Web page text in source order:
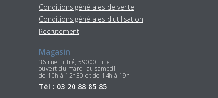
Conditions générales de vente
Conditions générales d'utilisation
Recrutement
Magasin
36 rue Littré, 59000 Lille
ouvert du mardi au samedi
de 10h à 12h30 et de 14h à 19h
Tél : 03 20 88 85 85